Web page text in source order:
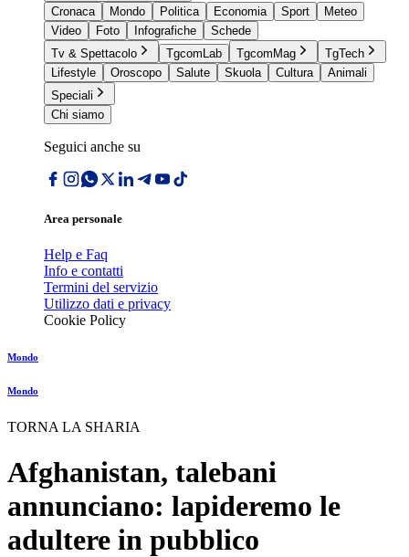
Cronaca
Mondo Politica Economia Sport
Meteo
Video
Foto Infografiche
Schede
Tv & Spettacolo
TgcomLab TgcomMag
TgTech
Lifestyle
Oroscopo Salute Skuola Cultura
Animali
Speciali
Chi siamo
Seguici anche su
Area personale
Help e Faq
Info e contatti
Termini del servizio
Utilizzo dati e privacy
Cookie Policy
Mondo
Mondo
TORNA LA SHARIA
Afghanistan, talebani
annunciano: lapideremo le
adultere in pubblico